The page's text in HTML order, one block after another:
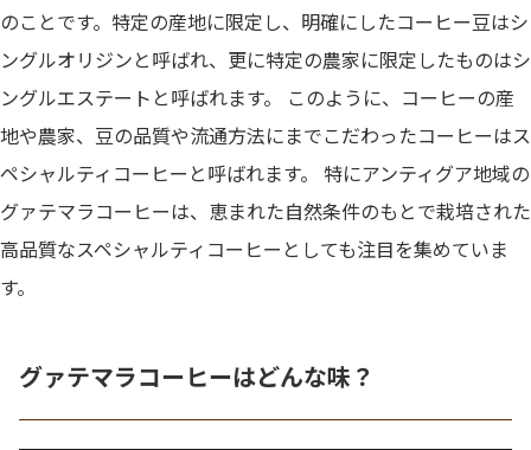
のことです。特定の産地に限定し、明確にしたコーヒー豆はシ
ングルオリジンと呼ばれ、更に特定の農家に限定したものはシ
ングルエステートと呼ばれます。 このように、コーヒーの産
地や農家、豆の品質や流通方法にまでこだわったコーヒーはス
ペシャルティコーヒーと呼ばれます。 特にアンティグア地域の
グァテマラコーヒーは、恵まれた自然条件のもとで栽培された
高品質なスペシャルティコーヒーとしても注目を集めていま
す。
グァテマラコーヒーはどんな味？